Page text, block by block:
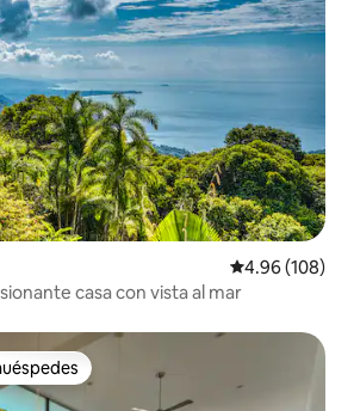
Calificación
4.96 (108)
casa con vista al mar
preferido